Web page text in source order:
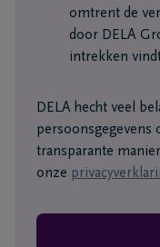
omtrent de
door DELA
intrekken
DELA hecht veel
persoonsgegevens
transparante
onze